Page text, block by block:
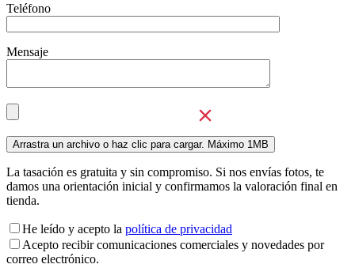
Teléfono
Mensaje
La tasación es gratuita y sin compromiso. Si nos envías fotos, te
damos una orientación inicial y confirmamos la valoración final en
tienda.
He leído y acepto la política de privacidad
Acepto recibir comunicaciones comerciales y novedades por
correo electrónico.